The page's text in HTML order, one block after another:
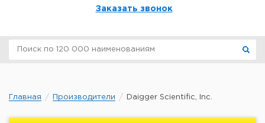
Заказать звонок
Главная Производители Daigger Scientific, Inc.